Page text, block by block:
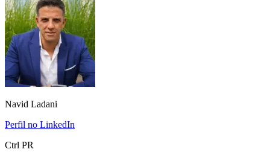
Navid Ladani
Perfil no LinkedIn
Ctrl PR